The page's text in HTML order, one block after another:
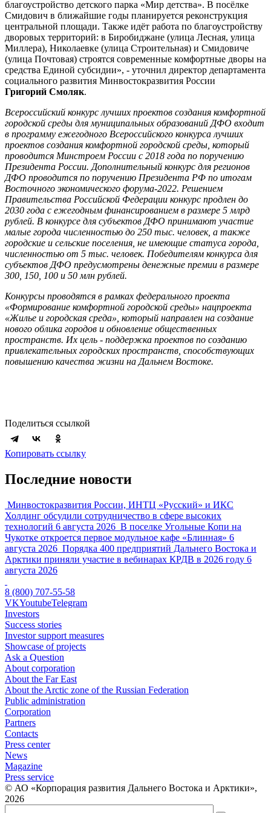
благоустройство детского парка «Мир детства». В посёлке
Смидович в ближайшие годы планируется реконструкция
центральной площади. Также идёт работа по благоустройству
дворовых территорий: в Биробиджане (улица Лесная, улица
Миллера), Николаевке (улица Строительная) и Смидовиче
(улица Почтовая) строятся современные комфортные дворы на
средства Единой субсидии», - уточнил директор департамента
социального развития Минвостокразвития России
Григорий Смоляк.
Всероссийский конкурс лучших проектов создания комфортной
городской среды для муниципальных образований ДФО входит
в программу ежегодного Всероссийского конкурса лучших
проектов создания комфортной городской среды, который
проводится Минстроем России с 2018 года по поручению
Президента России. Дополнительный конкурс для регионов
ДФО проводится по поручению Президента РФ по итогам
Восточного экономического форума-2022. Решением
Правительства Российской Федерации конкурс продлен до
2030 года с ежегодным финансированием в размере 5 млрд
рублей. В конкурсе для субъектов ДФО принимают участие
малые города численностью до 250 тыс. человек, а также
городские и сельские поселения, не имеющие статуса города,
численностью от 5 тыс. человек. Победителям конкурса для
субъектов ДФО предусмотрены денежные премии в размере
300, 150, 100 и 50 млн рублей.
Конкурсы проводятся в рамках федерального проекта
«Формирование комфортной городской среды» нацпроекта
«Жилье и городская среда», который направлен на создание
нового облика городов и обновление общественных
пространств. Их цель - поддержка проектов по созданию
привлекательных городских пространств, способствующих
повышению качества жизни на Дальнем Востоке.
Поделиться ссылкой
Копировать ссылку
Последние новости
Минвостокразвития России, ИНТЦ «Русский» и ИКС
Холдинг обсудили сотрудничество в сфере высоких
технологий 6 августа 2026 В поселке Угольные Копи на
Чукотке откроется первое модульное кафе «Блинная» 6
августа 2026 Порядка 400 предприятий Дальнего Востока и
Арктики приняли участие в вебинарах КРДВ в 2026 году 6
августа 2026
8 (800) 707-55-58
VKYoutubeTelegram
Investors
Success stories
Investor support measures
Showcase of projects
Ask a Question
About corporation
About the Far East
About the Arctic zone of the Russian Federation
Public administration
Corporation
Partners
Contacts
Press center
News
Magazine
Press service
© АО «Корпорация развития Дальнего Востока и Арктики»,
2026